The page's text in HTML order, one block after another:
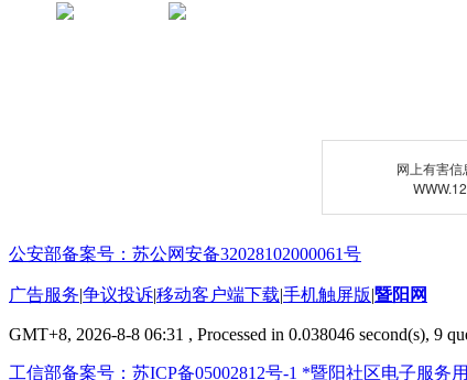
网上有害
公安部备案号：苏公网安备32028102000061号
广告服务|争议投诉|移动客户端下载|手机触屏版|暨阳网
GMT+8, 2026-8-8 06:31 , Processed in 0.038046 second(s), 9
工信部备案号：苏ICP备05002812号-1 *暨阳社区电子服务